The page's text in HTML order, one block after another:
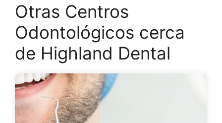
Otras Centros
Odontológicos cerca
de Highland Dental